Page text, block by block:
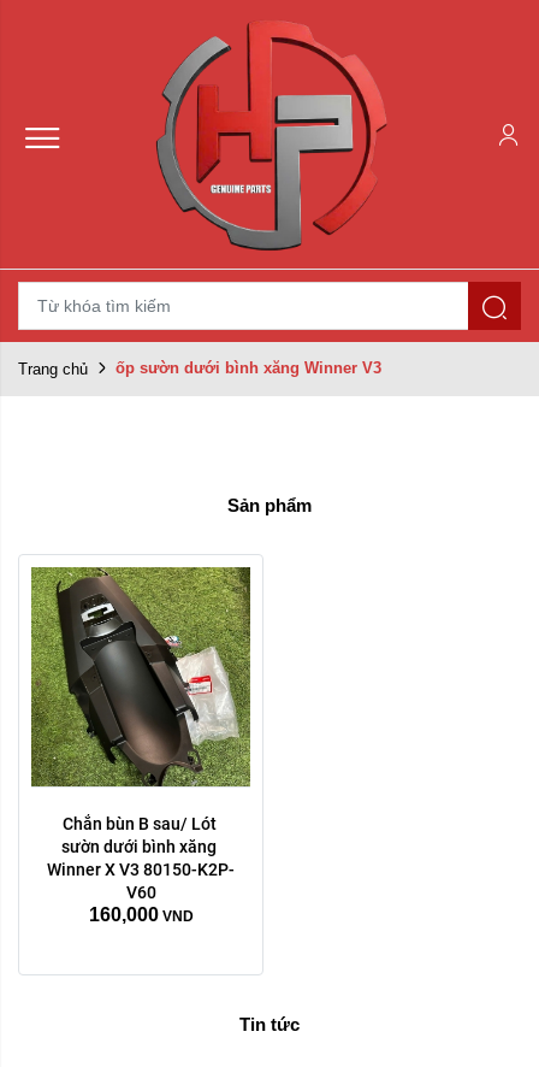
Trang chủ ốp sườn dưới bình xăng Winner V3
Sản phẩm
Chắn bùn B sau/ Lót
sườn dưới bình xăng
Winner X V3 80150-K2P-
V60
160,000 VND
Tin tức